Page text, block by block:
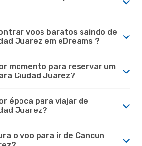
voos baratos saindo de
Juarez em eDreams ?
momento para reservar um
Ciudad Juarez?
época para viajar de
Juarez?
o voo para ir de Cancun